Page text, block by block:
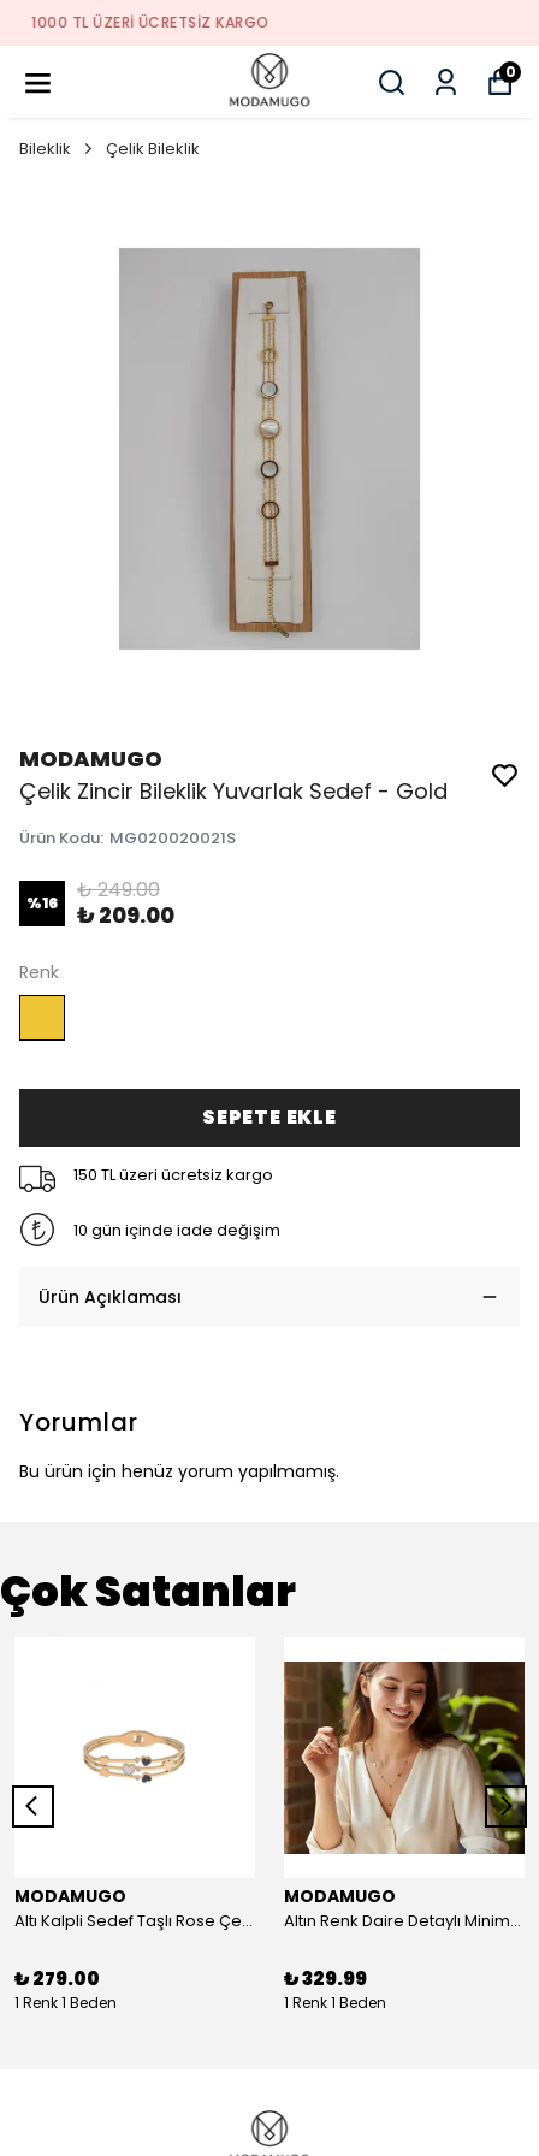
TREND ÜRÜNLER
0
Bileklik Çelik Bileklik
MODAMUGO
Çelik Zincir Bileklik Yuvarlak Sedef - Gold
Ürün Kodu: MG020020021S
%16 ₺ 249.00
₺ 209.00
Renk
SEPETE EKLE
150 TL üzeri ücretsiz kargo
10 gün içinde iade değişim
Ürün Açıklaması
Yorumlar
Bu ürün için henüz yorum yapılmamış.
Çok Satanlar
MODAMUGO
Altı Kalpli Sedef Taşlı Rose Çelik Kelepçe Bileklik
₺ 279.00
1 Renk 1 Beden
MODAMUGO
Altın Renk Daire Detaylı Minimal Y Çelik Kolye
₺ 329.99
1 Renk 1 Beden